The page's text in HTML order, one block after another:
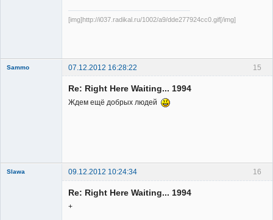
[img]http://i037.radikal.ru/1002/a9/dde277924cc0.gif[/img]
15
Sammo
07.12.2012 16:28:22
Re: Right Here Waiting... 1994
Ждем ещё добрых людей
16
Slawa
09.12.2012 10:24:34
Re: Right Here Waiting... 1994
+